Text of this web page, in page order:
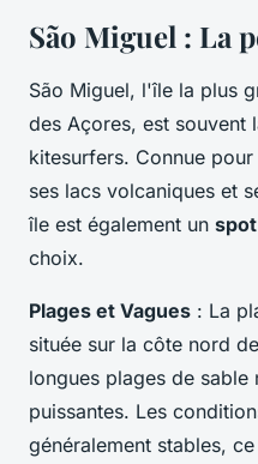
São Miguel : La
São Miguel, l'île la plus
des Açores, est souvent
kitesurfers. Connue
ses lacs volcaniques et
île est également un
choix.
Plages et Vagues : La
située sur la côte nord
longues plages de sable
puissantes. Les
généralement stables,